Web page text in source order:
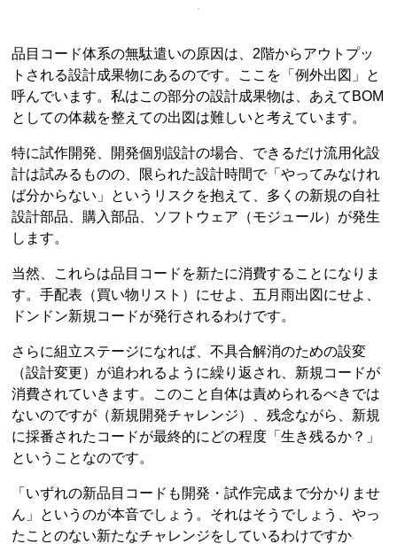
品目コード体系の無駄遣いの原因は、2階からアウトプッ
トされる設計成果物にあるのです。ここを「例外出図」と
呼んでいます。私はこの部分の設計成果物は、あえてBOM
としての体裁を整えての出図は難しいと考えています。
特に試作開発、開発個別設計の場合、できるだけ流用化設
計は試みるものの、限られた設計時間で「やってみなけれ
ば分からない」というリスクを抱えて、多くの新規の自社
設計部品、購入部品、ソフトウェア（モジュール）が発生
します。
当然、これらは品目コードを新たに消費することになりま
す。手配表（買い物リスト）にせよ、五月雨出図にせよ、
ドンドン新規コードが発行されるわけです。
さらに組立ステージになれば、不具合解消のための設変
（設計変更）が追われるように繰り返され、新規コードが
消費されていきます。このこと自体は責められるべきでは
ないのですが（新規開発チャレンジ）、残念ながら、新規
に採番されたコードが最終的にどの程度「生き残るか？」
ということなのです。
「いずれの新品目コードも開発・試作完成まで分かりませ
ん」というのが本音でしょう。それはそうでしょう、やっ
たことのない新たなチャレンジをしているわけですか